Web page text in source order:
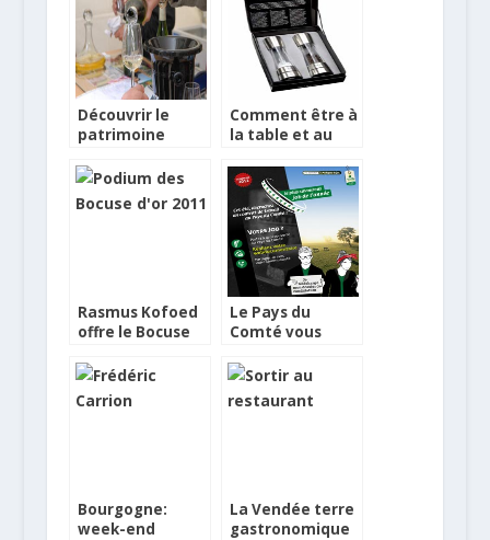
mères
normandes”
Découvrir le
patrimoine
à Vitiloire 2013
Comment être à
la table et au
classe !
Rasmus Kofoed
offre le Bocuse
Danemark
Le Pays du
Comté vous
savoureux job !
Bourgogne:
week-end
La Vendée terre
gastronomique